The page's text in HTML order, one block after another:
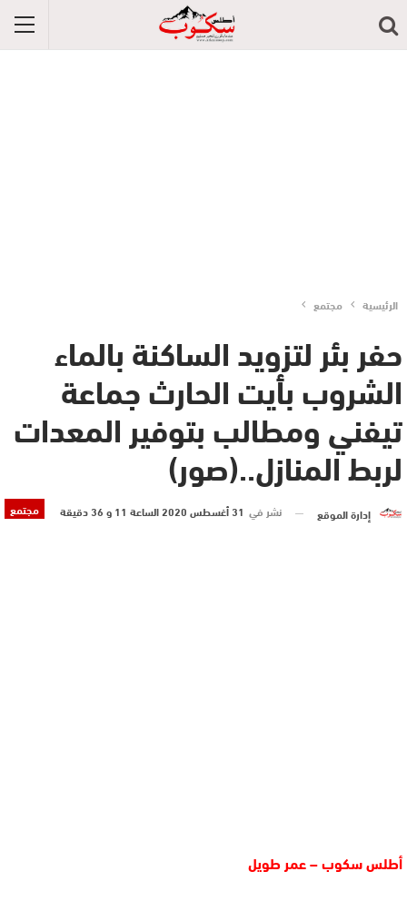
الرئيسية مجتمع
حفر بئر لتزويد الساكنة بالماء
الشروب بأيت الحارث جماعة
تيفني ومطالب بتوفير المعدات
لربط المنازل..(صور)
مجتمع إدارة الموقع نشر في 31 أغسطس 2020 الساعة 11 و 36 دقيقة
أطلس سكوب – عمر طويل